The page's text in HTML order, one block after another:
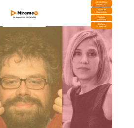
DESCARGA
MIRAPLAY
Buzón de
Sugerencias
Contratar
Publicidad
Contacto
Comercial